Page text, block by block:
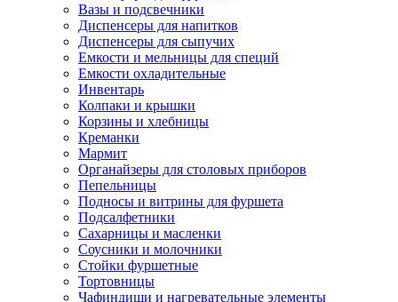
Вазы и подсвечники
Диспенсеры для напитков
Диспенсеры для сыпучих
Емкости и мельницы для специй
Емкости охладительные
Инвентарь
Колпаки и крышки
Корзины и хлебницы
Креманки
Мармит
Органайзеры для столовых приборов
Пепельницы
Подносы и витрины для фуршета
Подсалфетники
Сахарницы и масленки
Соусники и молочники
Стойки фуршетные
Тортовницы
Чафиндиши и нагревательные элементы